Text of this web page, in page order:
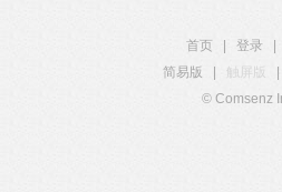
首页 登录
简易版
触屏版
© Comsenz